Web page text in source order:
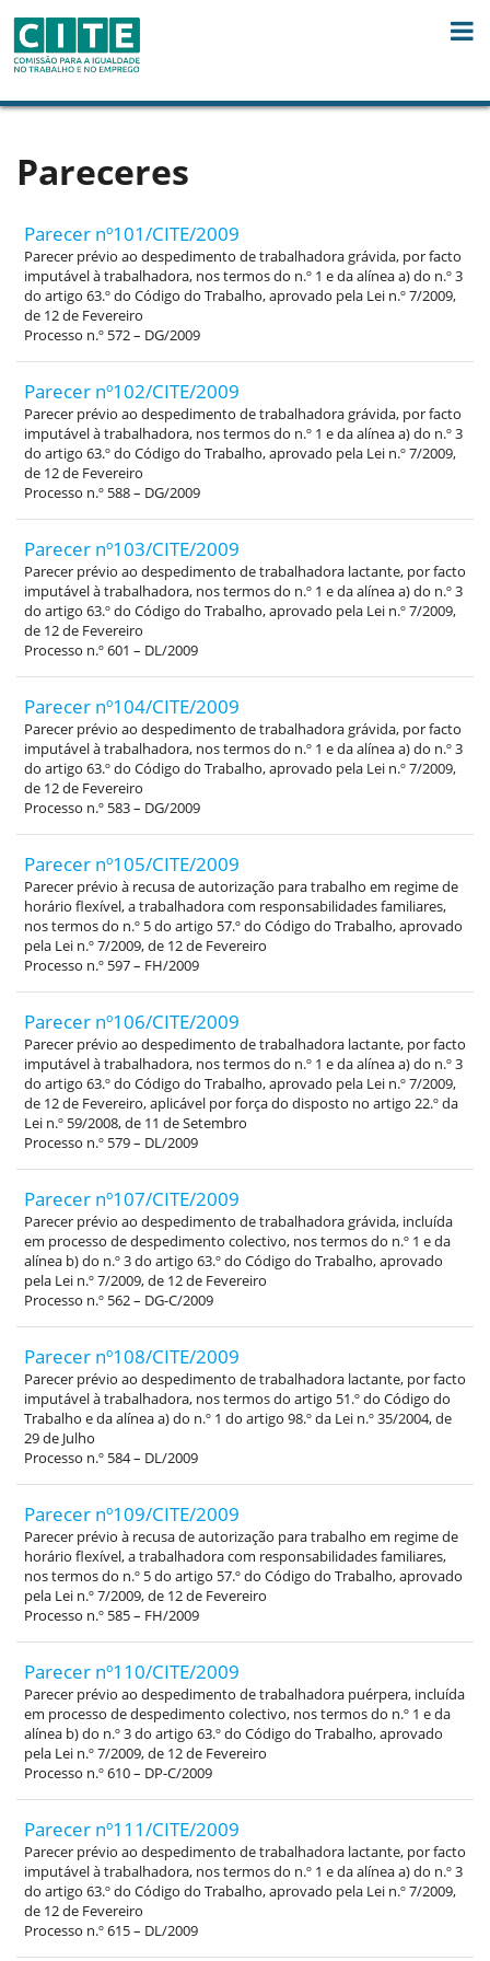
Pareceres
Parecer nº101/CITE/2009
Parecer prévio ao despedimento de trabalhadora grávida, por facto
imputável à trabalhadora, nos termos do n.º 1 e da alínea a) do n.º 3
do artigo 63.º do Código do Trabalho, aprovado pela Lei n.º 7/2009,
de 12 de Fevereiro
Processo n.º 572 – DG/2009
Parecer nº102/CITE/2009
Parecer prévio ao despedimento de trabalhadora grávida, por facto
imputável à trabalhadora, nos termos do n.º 1 e da alínea a) do n.º 3
do artigo 63.º do Código do Trabalho, aprovado pela Lei n.º 7/2009,
de 12 de Fevereiro
Processo n.º 588 – DG/2009
Parecer nº103/CITE/2009
Parecer prévio ao despedimento de trabalhadora lactante, por facto
imputável à trabalhadora, nos termos do n.º 1 e da alínea a) do n.º 3
do artigo 63.º do Código do Trabalho, aprovado pela Lei n.º 7/2009,
de 12 de Fevereiro
Processo n.º 601 – DL/2009
Parecer nº104/CITE/2009
Parecer prévio ao despedimento de trabalhadora grávida, por facto
imputável à trabalhadora, nos termos do n.º 1 e da alínea a) do n.º 3
do artigo 63.º do Código do Trabalho, aprovado pela Lei n.º 7/2009,
de 12 de Fevereiro
Processo n.º 583 – DG/2009
Parecer nº105/CITE/2009
Parecer prévio à recusa de autorização para trabalho em regime de
horário flexível, a trabalhadora com responsabilidades familiares,
nos termos do n.º 5 do artigo 57.º do Código do Trabalho, aprovado
pela Lei n.º 7/2009, de 12 de Fevereiro
Processo n.º 597 – FH/2009
Parecer nº106/CITE/2009
Parecer prévio ao despedimento de trabalhadora lactante, por facto
imputável à trabalhadora, nos termos do n.º 1 e da alínea a) do n.º 3
do artigo 63.º do Código do Trabalho, aprovado pela Lei n.º 7/2009,
de 12 de Fevereiro, aplicável por força do disposto no artigo 22.º da
Lei n.º 59/2008, de 11 de Setembro
Processo n.º 579 – DL/2009
Parecer nº107/CITE/2009
Parecer prévio ao despedimento de trabalhadora grávida, incluída
em processo de despedimento colectivo, nos termos do n.º 1 e da
alínea b) do n.º 3 do artigo 63.º do Código do Trabalho, aprovado
pela Lei n.º 7/2009, de 12 de Fevereiro
Processo n.º 562 – DG-C/2009
Parecer nº108/CITE/2009
Parecer prévio ao despedimento de trabalhadora lactante, por facto
imputável à trabalhadora, nos termos do artigo 51.º do Código do
Trabalho e da alínea a) do n.º 1 do artigo 98.º da Lei n.º 35/2004, de
29 de Julho
Processo n.º 584 – DL/2009
Parecer nº109/CITE/2009
Parecer prévio à recusa de autorização para trabalho em regime de
horário flexível, a trabalhadora com responsabilidades familiares,
nos termos do n.º 5 do artigo 57.º do Código do Trabalho, aprovado
pela Lei n.º 7/2009, de 12 de Fevereiro
Processo n.º 585 – FH/2009
Parecer nº110/CITE/2009
Parecer prévio ao despedimento de trabalhadora puérpera, incluída
em processo de despedimento colectivo, nos termos do n.º 1 e da
alínea b) do n.º 3 do artigo 63.º do Código do Trabalho, aprovado
pela Lei n.º 7/2009, de 12 de Fevereiro
Processo n.º 610 – DP-C/2009
Parecer nº111/CITE/2009
Parecer prévio ao despedimento de trabalhadora lactante, por facto
imputável à trabalhadora, nos termos do n.º 1 e da alínea a) do n.º 3
do artigo 63.º do Código do Trabalho, aprovado pela Lei n.º 7/2009,
de 12 de Fevereiro
Processo n.º 615 – DL/2009